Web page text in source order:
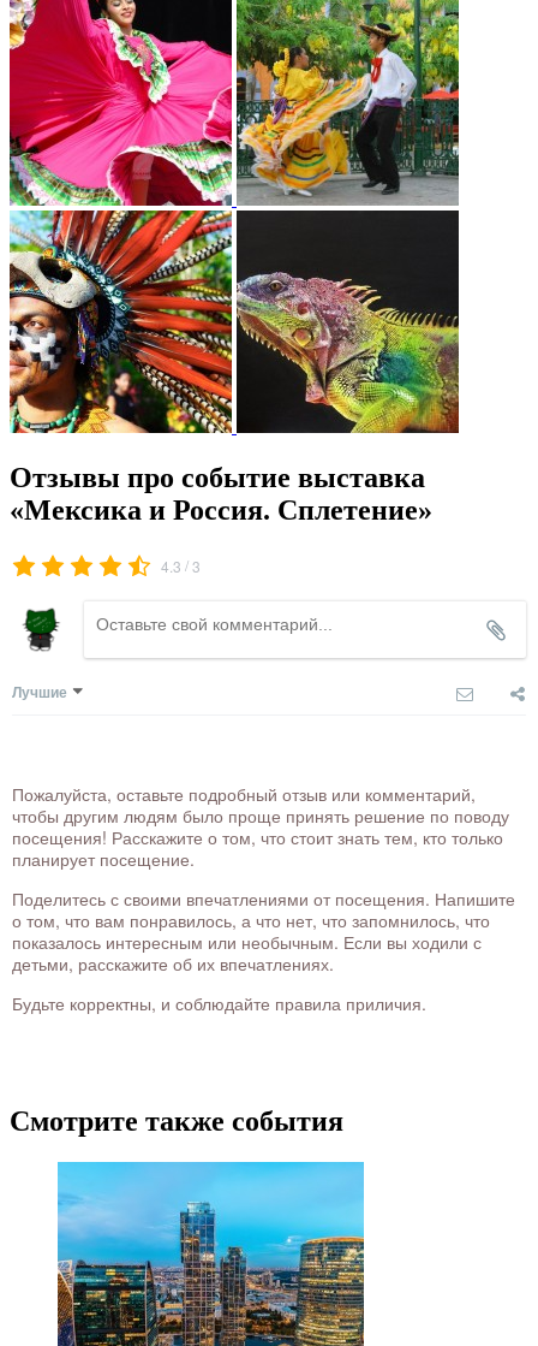
Отзывы про событие выставка
«Мексика и Россия. Сплетение»
4.3 /3
Лучшие
Пожалуйста, оставьте подробный отзыв или комментарий,
чтобы другим людям было проще принять решение по поводу
посещения! Расскажите о том, что стоит знать тем, кто только
планирует посещение.
Поделитесь с своими впечатлениями от посещения. Напишите
о том, что вам понравилось, а что нет, что запомнилось, что
показалось интересным или необычным. Если вы ходили с
детьми, расскажите об их впечатлениях.
Будьте корректны, и соблюдайте правила приличия.
Смотрите также события